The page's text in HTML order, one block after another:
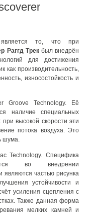
то, что при
Раггд Трекбыл внедрён
для достижения
как производительность,
износостойкость и
Groove Technology. Её
наличие специальных
высокой скорости эти
потока воздуха. Это
шума.
Technology. Специфика
во внедрении
частью рисунка
устойчивости и
усиления сцепления с
Также данная форма
мелких камней и